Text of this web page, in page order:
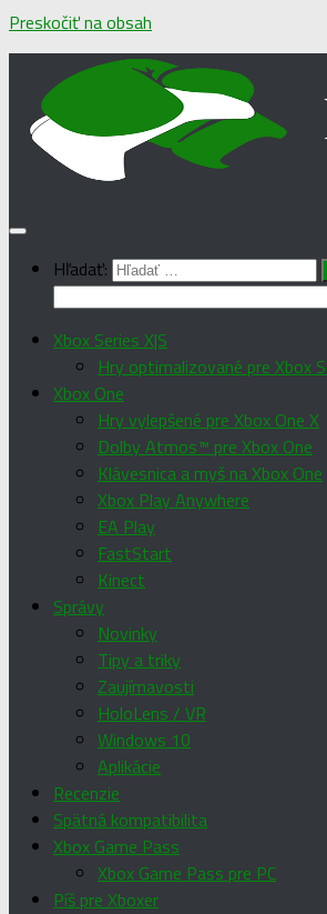
Preskočiť na obsah
Hľadať:
Xbox Series X|S
Hry optimalizované pre Xbox
Xbox One
Hry vylepšené pre Xbox One X
Dolby Atmos™ pre Xbox One
Klávesnica a myš na Xbox One
Xbox Play Anywhere
EA Play
FastStart
Kinect
Správy
Novinky
Tipy a triky
Zaujímavosti
HoloLens / VR
Windows 10
Aplikácie
Recenzie
Spätná kompatibilita
Xbox Game Pass
Xbox Game Pass pre PC
Píš pre Xboxer